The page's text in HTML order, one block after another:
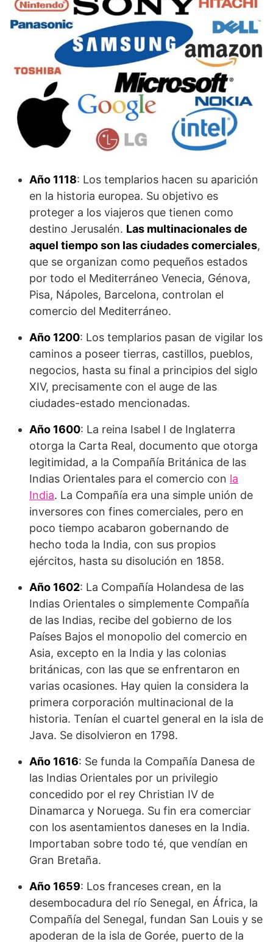
Año 1118: Los templarios hacen su aparición
en la historia europea. Su objetivo es
proteger a los viajeros que tienen como
destino Jerusalén. Las multinaciona­les de
aquel tiempo son las ciudades comerciales,
que se organizan como pequeños estados
por todo el Mediterráneo Venecia, Génova,
Pisa, Nápoles, Barcelona, controlan el
comercio del Mediterráneo.
Año 1200: Los templarios pasan de vigilar los
caminos a poseer tierras, castillos, pueblos,
negocios, hasta su final a principios del siglo
XIV, precisamente con el auge de las
ciudades-estado mencionadas.
Año 1600: La reina Isabel I de Inglaterra
otorga la Carta Real, documento que otorga
legitimidad, a la Compañía Británica de las
Indias Orientales para el comercio con la
India. La Compañía era una simple unión de
inversores con fines comerciales, pero en
poco tiempo acabaron gobernando de
hecho toda la India, con sus propios
ejércitos, hasta su disolución en 1858.
Año 1602: La Compañía Holandesa de las
Indias Orientales o simplemente Compañía
de las Indias, recibe del gobierno de los
Países Bajos el monopolio del comercio en
Asia, excepto en la India y las colonias
británicas, con las que se enfrentaron en
varias ocasio­nes. Hay quien la considera la
primera corporación multinacional de la
historia. Tenían el cuartel general en la isla de
Java. Se disolvieron en 1798.
Año 1616: Se funda la Compañía Danesa de
las Indias Orientales por un privilegio
concedido por el rey Christian IV de
Dinamarca y Noruega. Su fin era comerciar
con los asentamientos daneses en la India.
Importaban sobre todo té, que vendían en
Gran Bretaña.
Año 1659: Los franceses crean, en la
desembocadura del río Senegal, en África, la
Compañía del Senegal, fundan San Louis y se
apoderan de la isla de Gorée, puerto de la